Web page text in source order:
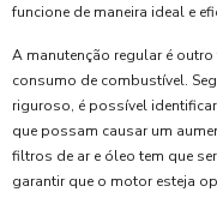
funcione de maneira ideal e
A manutenção regular é
consumo de combustível.
riguroso, é possível
que possam causar um
filtros de ar e óleo tem que
garantir que o motor esteja